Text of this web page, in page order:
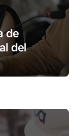
de
del
a
20 años